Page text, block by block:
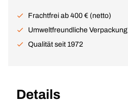
Frachtfrei ab 400 € (netto)
Umweltfreundliche Verpackung
Qualität seit 1972
Details